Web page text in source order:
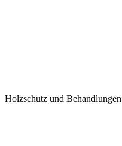
Holzschutz und Behandlungen